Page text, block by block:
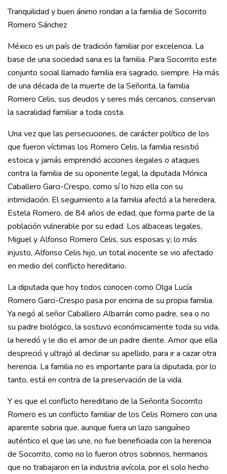
Tranquilidad y buen ánimo rondan a la familia de Socorrito
Romero Sánchez
México es un país de tradición familiar por excelencia. La
base de una sociedad sana es la familia. Para Socorrito este
conjunto social llamado familia era sagrado, siempre. Ha más
de una década de la muerte de la Señorita, la familia
Romero Celis, sus deudos y seres más cercanos, conservan
la sacralidad familiar a toda costa.
Una vez que las persecuciones, de carácter político de los
que fueron víctimas los Romero Celis, la familia resistió
estoica y jamás emprendió acciones ilegales o ataques
contra la familia de su oponente legal, la diputada Mónica
Caballero Garci-Crespo, como sí lo hizo ella con su
intimidación. El seguimiento a la familia afectó a la heredera,
Estela Romero, de 84 años de edad, que forma parte de la
población vulnerable por su edad. Los albaceas legales,
Miguel y Alfonso Romero Celis, sus esposas y; lo más
injusto, Alfonso Celis hijo, un total inocente se vio afectado
en medio del conflicto hereditario.
La diputada que hoy todos conocen como Olga Lucía
Romero Garci-Crespo pasa por encima de su propia familia.
Ya negó al señor Caballero Albarrán como padre, sea o no
su padre biológico, la sostuvo económicamente toda su vida,
la heredó y le dio el amor de un padre diente. Amor que ella
despreció y ultrajó al declinar su apellido, para ir a cazar otra
herencia. La familia no es importante para la diputada, por lo
tanto, está en contra de la preservación de la vida.
Y es que el conflicto hereditario de la Señorita Socorrito
Romero es un conflicto familiar de los Celis Romero con una
aparente sobria que, aunque fuera un lazo sanguíneo
auténtico el que las une, no fue beneficiada con la herencia
de Socorrito, como no lo fueron otros sobrinos, hermanos
que no trabajaron en la industria avícola, por el solo hecho